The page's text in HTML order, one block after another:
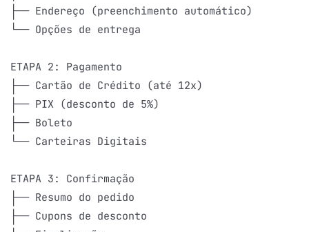
├── Endereço (preenchimento automático)
└── Opções de entrega
ETAPA 2: Pagamento
├── Cartão de Crédito (até 12x)
├── PIX (desconto de 5%)
├── Boleto
└── Carteiras Digitais
ETAPA 3: Confirmação
├── Resumo do pedido
├── Cupons de desconto